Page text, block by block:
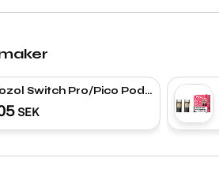
Switch Pro/Pico Pod|
Blue| Pod
SEK